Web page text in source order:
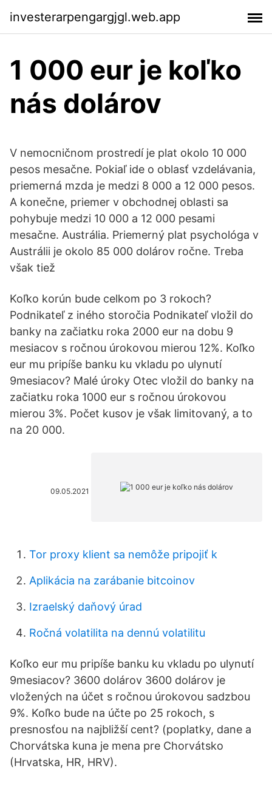
investerarpengargjgl.web.app
1 000 eur je koľko
nás dolárov
V nemocničnom prostredí je plat okolo 10 000
pesos mesačne. Pokiaľ ide o oblasť vzdelávania,
priemerná mzda je medzi 8 000 a 12 000 pesos.
A konečne, priemer v obchodnej oblasti sa
pohybuje medzi 10 000 a 12 000 pesami
mesačne. Austrália. Priemerný plat psychológa v
Austrálii je okolo 85 000 dolárov ročne. Treba
však tiež
Koľko korún bude celkom po 3 rokoch?
Podnikateľ z iného storočia Podnikateľ vložil do
banky na začiatku roka 2000 eur na dobu 9
mesiacov s ročnou úrokovou mierou 12%. Koľko
eur mu pripíše banku ku vkladu po ulynutí
9mesiacov? Malé úroky Otec vložil do banky na
začiatku roka 1000 eur s ročnou úrokovou
mierou 3%. Počet kusov je však limitovaný, a to
na 20 000.
09.05.2021
Tor proxy klient sa nemôže pripojiť k
Aplikácia na zarábanie bitcoinov
Izraelský daňový úrad
Ročná volatilita na dennú volatilitu
Koľko eur mu pripíše banku ku vkladu po ulynutí
9mesiacov? 3600 dolárov 3600 dolárov je
vložených na účet s ročnou úrokovou sadzbou
9%. Koľko bude na účte po 25 rokoch, s
presnosťou na najbližší cent? (poplatky, dane a
Chorvátska kuna je mena pre Chorvátsko
(Hrvatska, HR, HRV).